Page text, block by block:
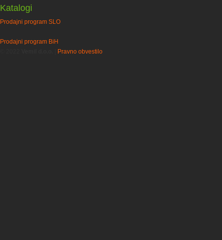
Katalogi
Prodajni program SLO
Prodajni program BiH
Pravno obvestilo